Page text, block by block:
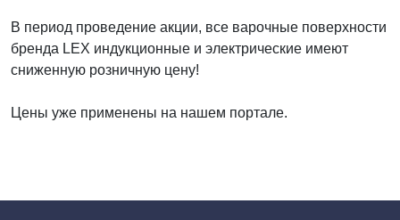
В период проведение акции, все варочные поверхности
бренда LEX индукционные и электрические имеют
сниженную розничную цену!
Цены уже применены на нашем портале.